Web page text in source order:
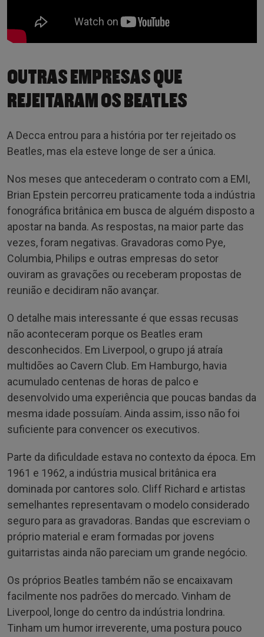
OUTRAS EMPRESAS QUE
REJEITARAM OS BEATLES
A Decca entrou para a história por ter rejeitado os
Beatles, mas ela esteve longe de ser a única.
Nos meses que antecederam o contrato com a EMI,
Brian Epstein percorreu praticamente toda a indústria
fonográfica britânica em busca de alguém disposto a
apostar na banda. As respostas, na maior parte das
vezes, foram negativas. Gravadoras como Pye,
Columbia, Philips e outras empresas do setor
ouviram as gravações ou receberam propostas de
reunião e decidiram não avançar.
O detalhe mais interessante é que essas recusas
não aconteceram porque os Beatles eram
desconhecidos. Em Liverpool, o grupo já atraía
multidões ao Cavern Club. Em Hamburgo, havia
acumulado centenas de horas de palco e
desenvolvido uma experiência que poucas bandas da
mesma idade possuíam. Ainda assim, isso não foi
suficiente para convencer os executivos.
Parte da dificuldade estava no contexto da época. Em
1961 e 1962, a indústria musical britânica era
dominada por cantores solo. Cliff Richard e artistas
semelhantes representavam o modelo considerado
seguro para as gravadoras. Bandas que escreviam o
próprio material e eram formadas por jovens
guitarristas ainda não pareciam um grande negócio.
Os próprios Beatles também não se encaixavam
facilmente nos padrões do mercado. Vinham de
Liverpool, longe do centro da indústria londrina.
Tinham um humor irreverente, uma postura pouco